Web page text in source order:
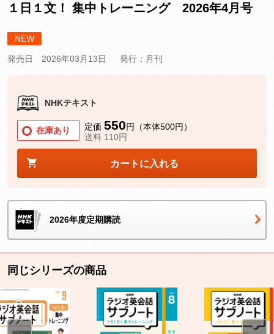
１日１文！ 集中トレーニング 2026年4月号
NEW
発売日 2026年03月13日 発行：月刊
NHKテキスト
在庫あり 定価 550円（本体500円）
送料 110円
カートに入れる
2026年度定期購読
同じシリーズの商品